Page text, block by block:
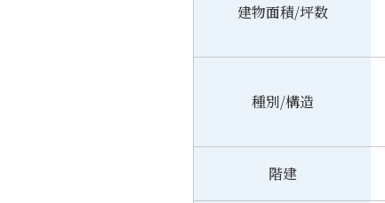
建物面積/坪数
種別/構造
階建